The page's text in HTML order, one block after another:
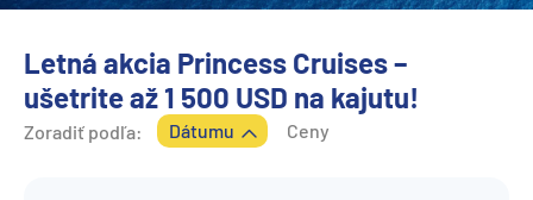
Úvod Letná akcia Princess Cruises – ušetrite až 1 500 USD na
Letná akcia Princess Cruises –
ušetrite až 1 500 USD na kajutu!
Zoradiť podľa: Dátumu Ceny